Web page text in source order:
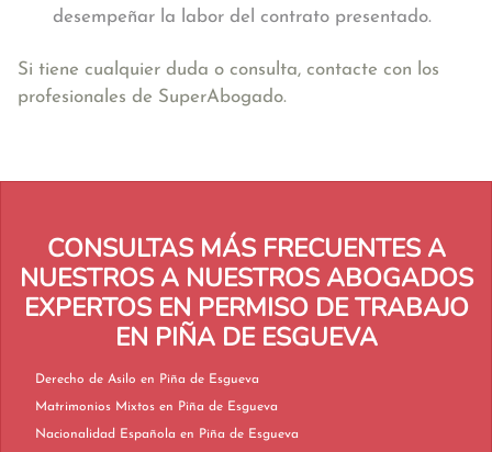
desempeñar la labor del contrato presentado.
Si tiene cualquier duda o consulta, contacte con los
profesionales de SuperAbogado.
CONSULTAS MÁS FRECUENTES A
NUESTROS A NUESTROS ABOGADOS
EXPERTOS EN PERMISO DE TRABAJO
EN PIÑA DE ESGUEVA
Derecho de Asilo en Piña de Esgueva
Matrimonios Mixtos en Piña de Esgueva
Nacionalidad Española en Piña de Esgueva